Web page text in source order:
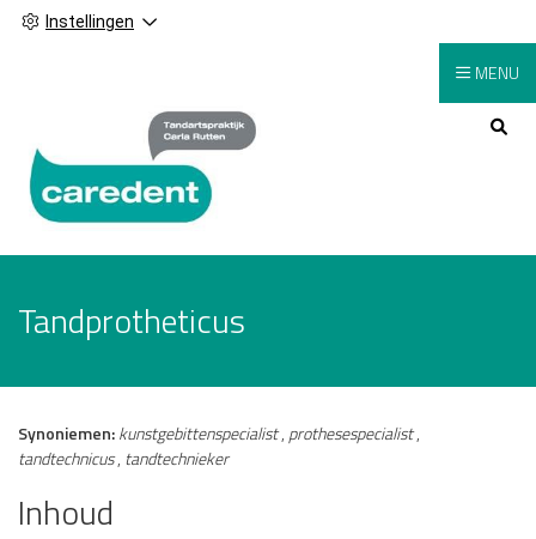
Instellingen
Hoofdmenu
MENU
Tandprotheticus
Synoniemen:kunstgebittenspecialist, prothesespecialist,
tandtechnicus, tandtechnieker
Inhoud